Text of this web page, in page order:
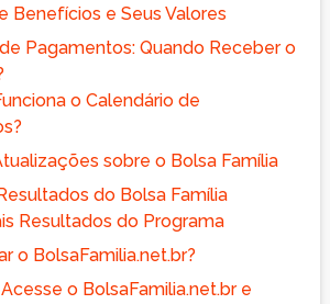
Benefícios e Seus Valores
Pagamentos: Quando Receber o
o Calendário de
sobre o Bolsa Família
do Bolsa Família
Resultados do Programa
o BolsaFamilia.net.br?
o BolsaFamilia.net.br e